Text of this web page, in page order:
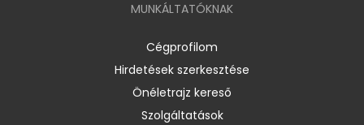
MUNKÁLTATÓKNAK
Cégprofilom
Hirdetések szerkesztése
Önéletrajz kereső
Szolgáltatások